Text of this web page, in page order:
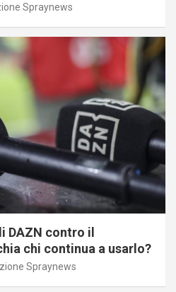
Spraynews
DAZN contro il
chi continua a usarlo?
Spraynews